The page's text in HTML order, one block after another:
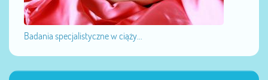
Badania specjalistyczne w ciąży...